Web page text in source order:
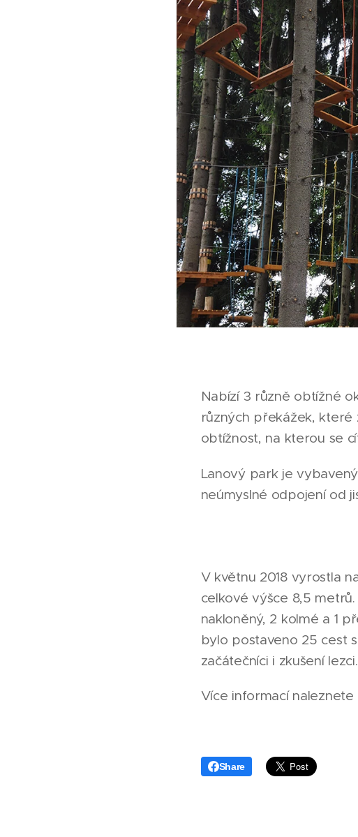
Nabízí 3 různě obtížné
různých překážek, které
obtížnost, na kterou se
Lanový park je
neúmyslné odpojení od
V květnu 2018 vyrostla
celkové výšce 8,5
nakloněný, 2 kolmé a 1
bylo postaveno 25 cest
začátečníci i zkušení lezci.
Více informací naleznete
Share